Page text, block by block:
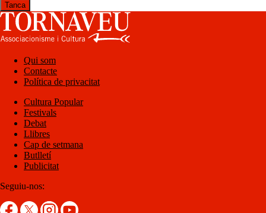
Tanca
Qui som
Contacte
Política de privacitat
Cultura Popular
Festivals
Debat
Llibres
Cap de setmana
Butlletí
Publicitat
Seguiu-nos: